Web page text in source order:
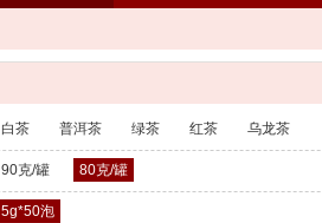
白茶 普洱茶 绿茶 红茶 乌龙茶
90克/罐 80克/罐
5g*50泡